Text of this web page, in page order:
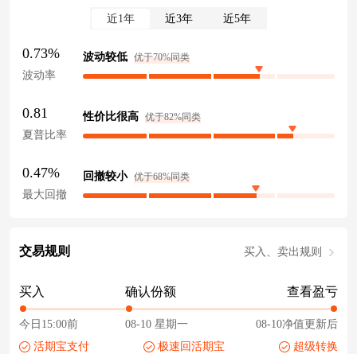
近1年 近3年 近5年
0.73%
波动率
波动较低 优于70%同类
0.81
夏普比率
性价比很高 优于82%同类
0.47%
最大回撤
回撤较小 优于68%同类
交易规则 买入、卖出规则
买入
今日15:00前
确认份额
08-10 星期一
查看盈亏
08-10净值更新后
活期宝支付
极速回活期宝 超级转换